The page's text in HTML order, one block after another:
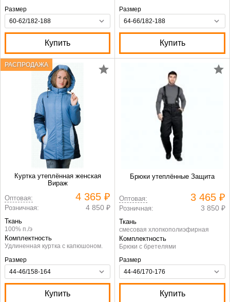
Размер
Купить
Размер
Купить
РАСПРОДАЖА
Куртка утеплённая женская
Вираж
Оптовая:
4 365 ₽
Розничная: 4 850 ₽
Ткань
100% п./э
Комплектность
Удлиненная куртка с капюшоном.
Размер
Купить
Брюки утеплённые Защита
Оптовая: 3 465 ₽
Розничная: 3 850 ₽
Ткань
смесовая хлопкополиэфирная
Комплектность
Брюки с бретелями
Размер
Купить